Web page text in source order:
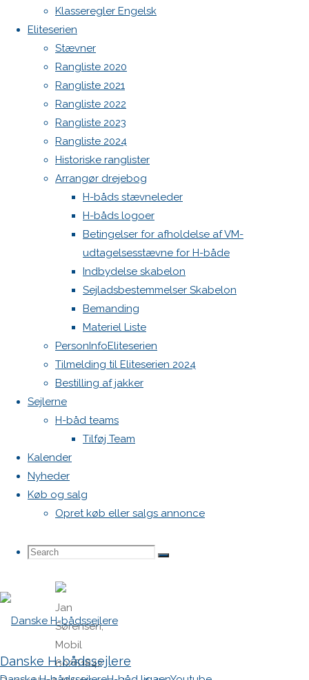
Klasseregler Engelsk
Eliteserien
Stævner
Rangliste 2020
Rangliste 2021
Rangliste 2022
Rangliste 2023
Rangliste 2024
Historiske ranglister
Arrangør drejebog
H-båds stævneleder
H-båds logoer
Betingelser for afholdelse af VM-
udtagelsesstævne for H-både
Indbydelse skabelon
Sejladsbestemmelser Skabelon
Bemanding
Materiel Liste
PersonInfoEliteserien
Tilmelding til Eliteserien 2024
Bestilling af jakker
Sejlerne
H-båd teams
Tilføj Team
Kalender
Nyheder
Køb og salg
Opret køb eller salgs annonce
Search
Search
Search
Danske H-bådssejlere
5. juni
20245.
juni 2024
Køb og
salg
DEN-502,
OL Boats
1988
Yderst
velholdt,
med Høj
Jensen
sejl og ny
Mercury
påhængsmotor.
Klargjort
og klar til
kapsejlads
og
tursejlads.
Se yderlig
info på
DBA.
Pris
Jan
Sørensen,
Mobil
60261842
Spilerstage/Spinlock jollevest xl
Log ind
WordPress.org
Top